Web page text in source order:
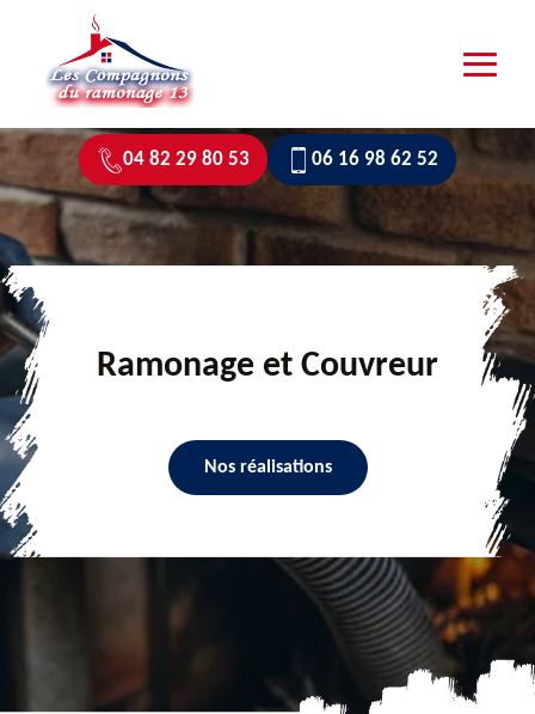
04 82 29 80 53 06 16 98 62 52
Ramonage et Couvreur
Nos réalisations